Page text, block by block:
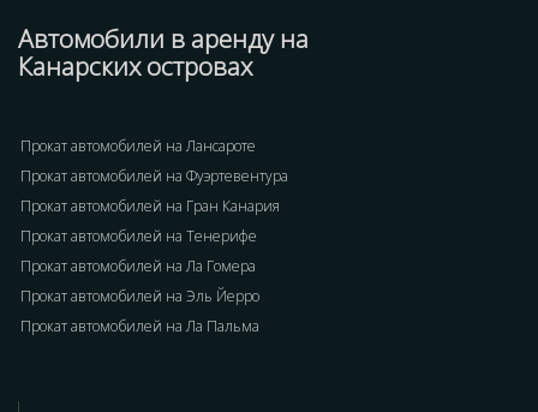
Автомобили в аренду на
Канарских островах
Прокат автомобилей на Лансароте
Прокат автомобилей на Фуэртевентура
Прокат автомобилей на Гран Канария
Прокат автомобилей на Тенерифе
Прокат автомобилей на Ла Гомера
Прокат автомобилей на Эль Йерро
Прокат автомобилей на Ла Пальма